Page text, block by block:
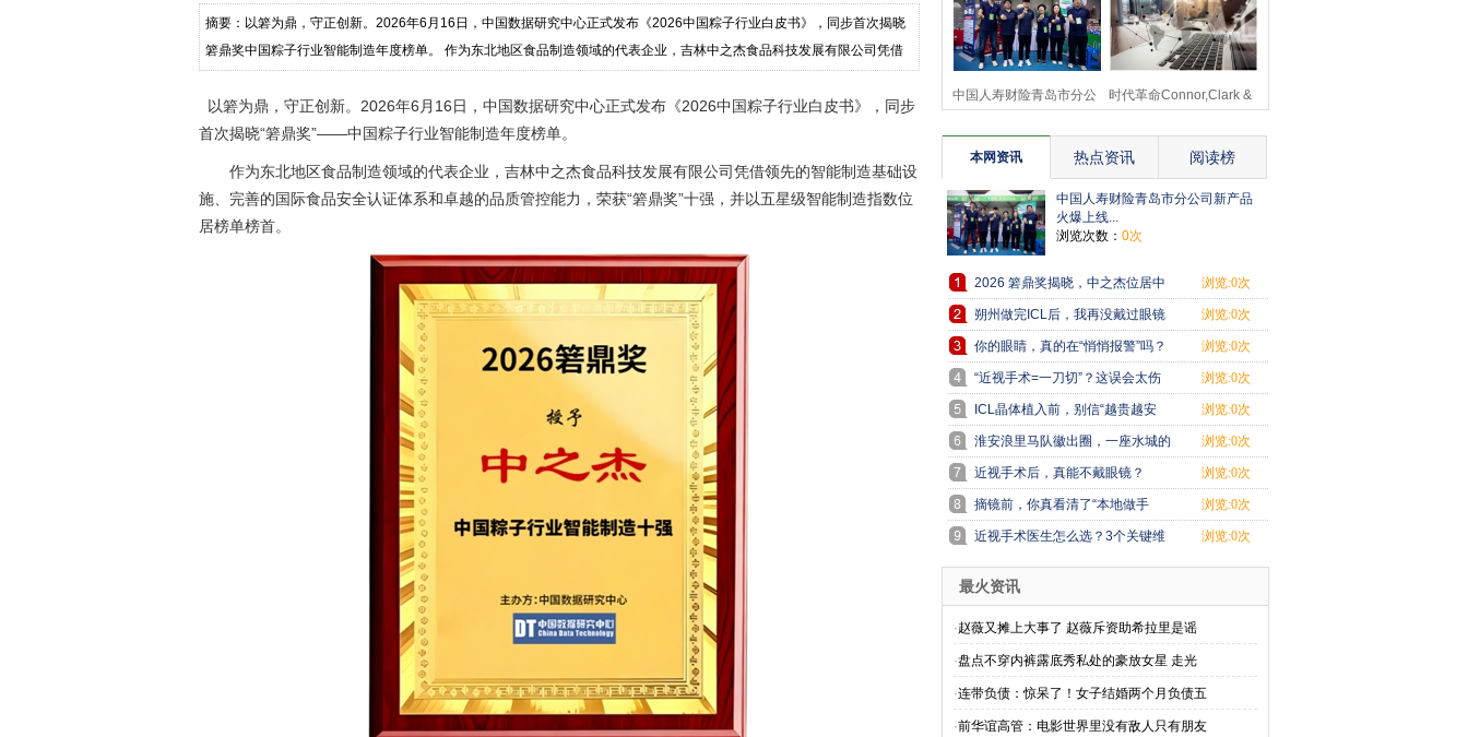
摘要：以箬为鼎，守正创新。2026年6月16日，中国数据研究中心正式发布《2026中国粽子行业白皮书》，同步首次揭晓
箬鼎奖中国粽子行业智能制造年度榜单。 作为东北地区食品制造领域的代表企业，吉林中之杰食品科技发展有限公司凭借
以箬为鼎，守正创新。2026年6月16日，中国数据研究中心正式发布《2026中国粽子行业白皮书》，同步
首次揭晓“箬鼎奖”——中国粽子行业智能制造年度榜单。
作为东北地区食品制造领域的代表企业，吉林中之杰食品科技发展有限公司凭借领先的智能制造基础设
施、完善的国际食品安全认证体系和卓越的品质管控能力，荣获“箬鼎奖”十强，并以五星级智能制造指数位
居榜单榜首。
中国人寿财险青岛市分公 时代革命Connor,Clark &
本网资讯
热点资讯 阅读榜
中国人寿财险青岛市分公司新产品
火爆上线...
浏览次数： 0次
2026 箬鼎奖揭晓，中之杰位居中
国粽子行业
浏览:0次
朔州做完ICL后，我再没戴过眼镜 浏览:0次
你的眼睛，真的在“悄悄报警”吗？ 浏览:0次
“近视手术=一刀切”？这误会太伤
眼！
浏览:0次
ICL晶体植入前，别信“越贵越安
全”
浏览:0次
淮安浪里马队徽出圈，一座水城的
热血与烟火
浏览:0次
近视手术后，真能不戴眼镜？ 浏览:0次
摘镜前，你真看清了“本地做手
术”的底气
浏览:0次
近视手术医生怎么选？3个关键维
度别忽略！
浏览:0次
最火资讯
·赵薇又摊上大事了 赵薇斥资助希拉里是谣
·盘点不穿内裤露底秀私处的豪放女星 走光
·连带负债：惊呆了！女子结婚两个月负债五
·前华谊高管：电影世界里没有敌人只有朋友